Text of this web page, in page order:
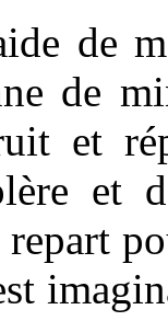
de
de
et
et